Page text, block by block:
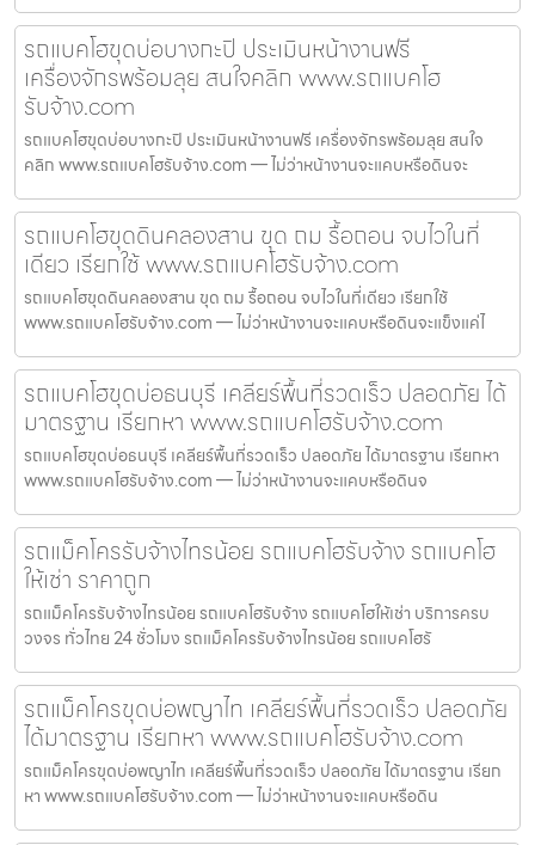
รถแบคโฮขุดบ่อบางกะปิ ประเมินหน้างานฟรี
เครื่องจักรพร้อมลุย สนใจคลิก www.รถแบคโฮ
รับจ้าง.com
รถแบคโฮขุดบ่อบางกะปิ ประเมินหน้างานฟรี เครื่องจักรพร้อมลุย สนใจ
คลิก www.รถแบคโฮรับจ้าง.com — ไม่ว่าหน้างานจะแคบหรือดินจะ
รถแบคโฮขุดดินคลองสาน ขุด ถม รื้อถอน จบไวในที่
เดียว เรียกใช้ www.รถแบคโฮรับจ้าง.com
รถแบคโฮขุดดินคลองสาน ขุด ถม รื้อถอน จบไวในที่เดียว เรียกใช้
www.รถแบคโฮรับจ้าง.com — ไม่ว่าหน้างานจะแคบหรือดินจะแข็งแค่ไ
รถแบคโฮขุดบ่อธนบุรี เคลียร์พื้นที่รวดเร็ว ปลอดภัย ได้
มาตรฐาน เรียกหา www.รถแบคโฮรับจ้าง.com
รถแบคโฮขุดบ่อธนบุรี เคลียร์พื้นที่รวดเร็ว ปลอดภัย ได้มาตรฐาน เรียกหา
www.รถแบคโฮรับจ้าง.com — ไม่ว่าหน้างานจะแคบหรือดินจ
รถแม็คโครรับจ้างไทรน้อย รถแบคโฮรับจ้าง รถแบคโฮ
ให้เช่า ราคาถูก
รถแม็คโครรับจ้างไทรน้อย รถแบคโฮรับจ้าง รถแบคโฮให้เช่า บริการครบ
วงจร ทั่วไทย 24 ชั่วโมง รถแม็คโครรับจ้างไทรน้อย รถแบคโฮรั
รถแม็คโครขุดบ่อพญาไท เคลียร์พื้นที่รวดเร็ว ปลอดภัย
ได้มาตรฐาน เรียกหา www.รถแบคโฮรับจ้าง.com
รถแม็คโครขุดบ่อพญาไท เคลียร์พื้นที่รวดเร็ว ปลอดภัย ได้มาตรฐาน เรียก
หา www.รถแบคโฮรับจ้าง.com — ไม่ว่าหน้างานจะแคบหรือดิน